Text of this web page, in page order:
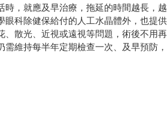
，就應及早治療，拖延的時間越長，
科除健保給付的人工水晶體外，也提
散光、近視或遠視等問題，術後不用
維持每半年定期檢查一次、及早預防